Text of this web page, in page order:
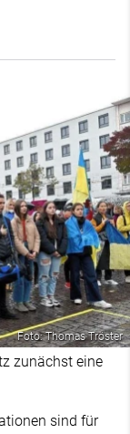
Foto: Thomas Tröster
zunächst eine
sind für